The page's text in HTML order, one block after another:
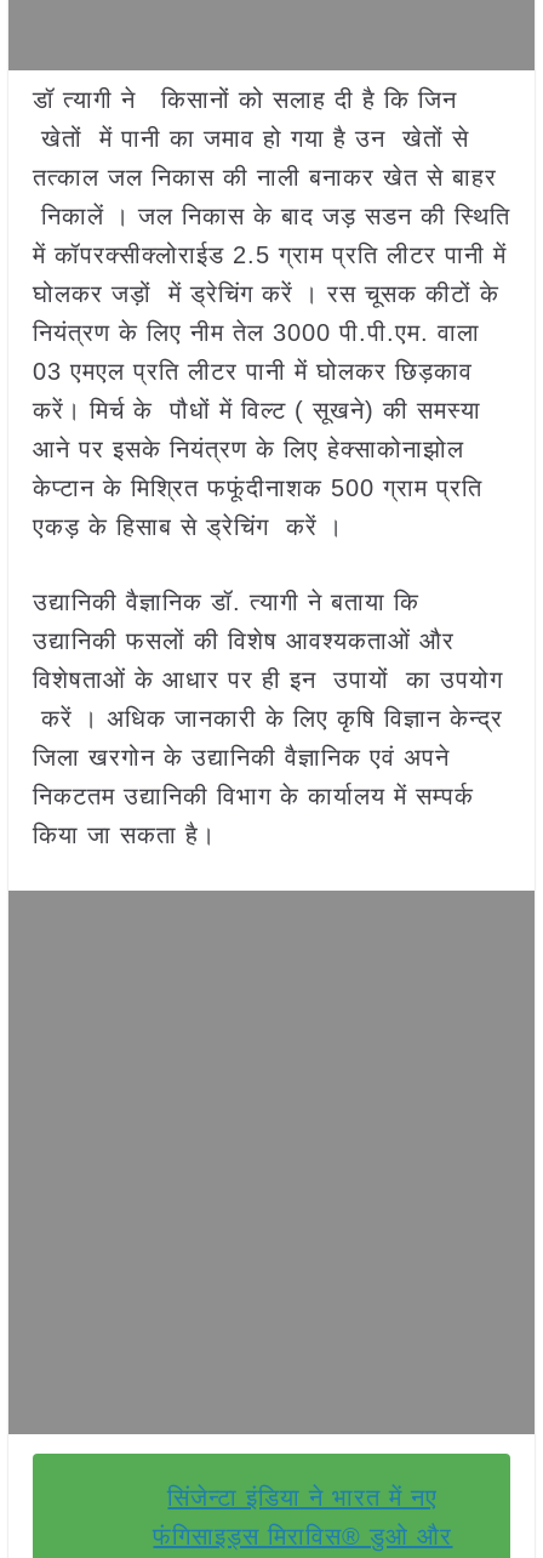
डॉ त्यागी ने किसानों को सलाह दी है कि जिन
खेतों में पानी का जमाव हो गया है उन खेतों से
तत्काल जल निकास की नाली बनाकर खेत से बाहर
निकालें । जल निकास के बाद जड़ सडन की स्थिति
में कॉपरक्सीक्लोराईड 2.5 ग्राम प्रति लीटर पानी में
घोलकर जड़ों में ड्रेचिंग करें । रस चूसक कीटों के
नियंत्रण के लिए नीम तेल 3000 पी.पी.एम. वाला
03 एमएल प्रति लीटर पानी में घोलकर छिड़काव
करें। मिर्च के पौधों में विल्ट ( सूखने) की समस्या
आने पर इसके नियंत्रण के लिए हेक्साकोनाझोल
केप्टान के मिश्रित फफूंदीनाशक 500 ग्राम प्रति
एकड़ के हिसाब से ड्रेचिंग करें ।
उद्यानिकी वैज्ञानिक डॉ. त्यागी ने बताया कि
उद्यानिकी फसलों की विशेष आवश्यकताओं और
विशेषताओं के आधार पर ही इन उपायों का उपयोग
करें । अधिक जानकारी के लिए कृषि विज्ञान केन्द्र
जिला खरगोन के उद्यानिकी वैज्ञानिक एवं अपने
निकटतम उद्यानिकी विभाग के कार्यालय में सम्पर्क
किया जा सकता है।
सिंजेन्टा इंडिया ने भारत में नए
फंगिसाइड्स मिराविस® डुओ और